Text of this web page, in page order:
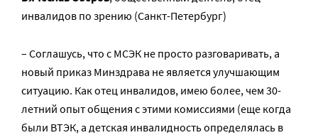
инвалидов по зрению (Санкт-Петербург)
– Соглашусь, что с МСЭК не просто разговаривать, а
новый приказ Минздрава не является улучшающим
ситуацию. Как отец инвалидов, имею более, чем 30-
летний опыт общения с этими комиссиями (еще когда
были ВТЭК, а детская инвалидность определялась в